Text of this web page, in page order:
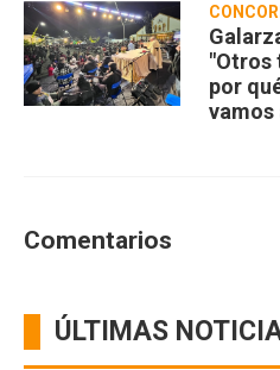
"Otros
por
vamos
Comentarios
ÚLTIMAS